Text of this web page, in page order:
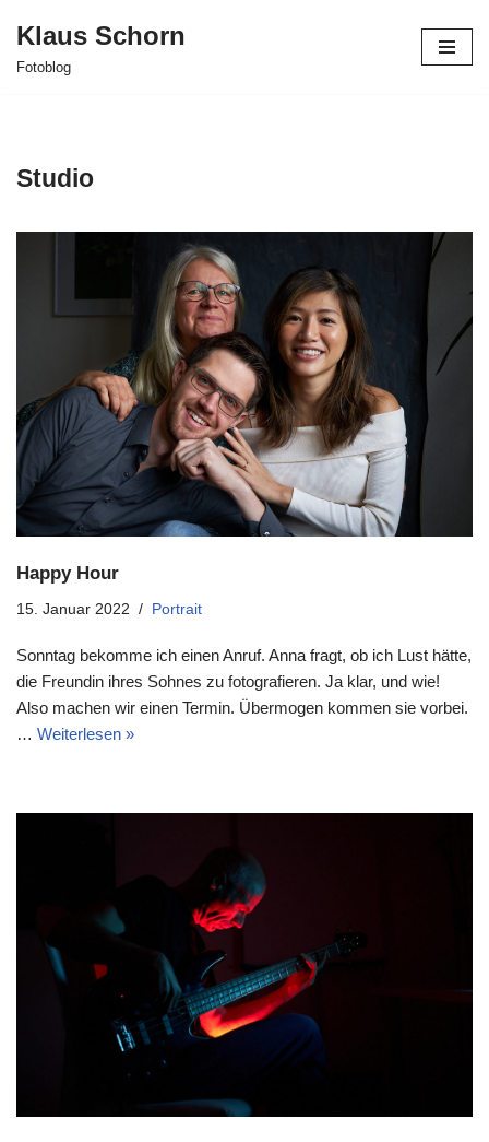
Zum
Klaus Schorn
Fotoblog
Studio
Happy Hour
15. Januar 2022 Portrait
Sonntag bekomme ich einen Anruf. Anna fragt, ob ich Lust hätte,
die Freundin ihres Sohnes zu fotografieren. Ja klar, und wie!
Also machen wir einen Termin. Übermogen kommen sie vorbei.
… Weiterlesen »